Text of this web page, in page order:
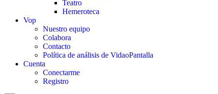
Teatro
Hemeroteca
Vop
Nuestro equipo
Colabora
Contacto
Política de análisis de VidaoPantalla
Cuenta
Conectarme
Registro